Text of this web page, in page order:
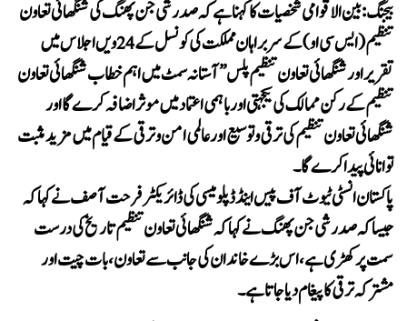
بیجنگ : بین الاقوامی شخصیات کا کہنا ہے کہ صدر شی جن پھنگ کی شنگھائی تعاون
تنظیم (ایس سی او) کے سربراہان مملکت کی کونسل کے 24 ویں اجلاس میں
تقریر اور شنگھائی تعاون تنظیم پلس ” آستانہ سمٹ میں اہم خطاب شنگھائی تعاون
تنظیم کے رکن ممالک کی یکجہتی اور باہمی اعتماد میں موثر اضافہ کرے گا اور
شنگھائی تعاون تنظیم کی ترقی و توسیع اور عالمی امن و ترقی کے قیام میں مزید مثبت
توانائی پیدا کرے گا۔
پاکستان انسٹی ٹیوٹ آف پیس اینڈ ڈپلومیسی کی ڈائریکٹر فرحت آصف نے کہا کہ
جیسا کہ صدر شی جن پھنگ نے کہا کہ شنگھائی تعاون تنظیم تاریخ کی درست
سمت پر کھڑی ہے ،اس بڑے خاندان کی جانب سے تعاون، بات چیت اور
مشترکہ ترقی کا پیغام دیا جاتا ہے۔